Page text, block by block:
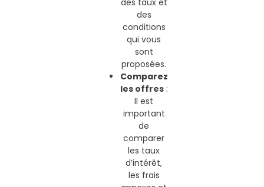
des taux et
des
conditions
qui vous
sont
proposées.
Comparez
les offres:
Il est
important
de
comparer
les taux
d’intérêt,
les frais